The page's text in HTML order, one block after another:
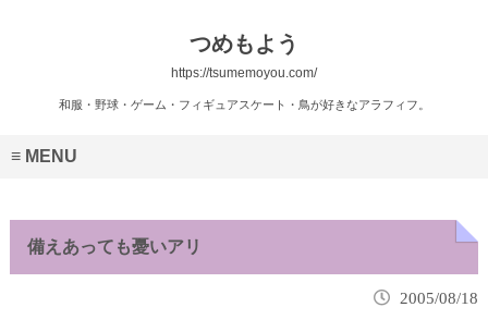
つめもよう
https://tsumemoyou.com/
和服・野球・ゲーム・フィギュアスケート・鳥が好きなアラフィフ。
MENU
備えあっても憂いアリ
2005/08/18